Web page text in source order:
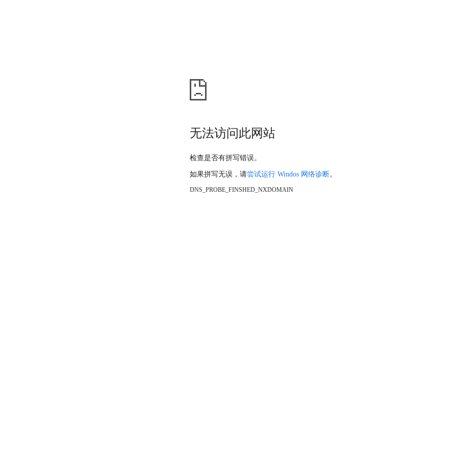
无法访问此网站
检查是否有拼写错误。
如果拼写无误，请尝试运行 Windos 网络诊断。
DNS_PROBE_FINSHED_NXDOMAIN